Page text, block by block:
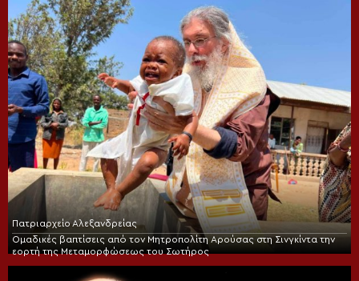
Πατριαρχείο Αλεξανδρείας
Ομαδικές βαπτίσεις από τον Μητροπολίτη Αρούσας στη Σινγκίντα την
εορτή της Μεταμορφώσεως του Σωτήρος